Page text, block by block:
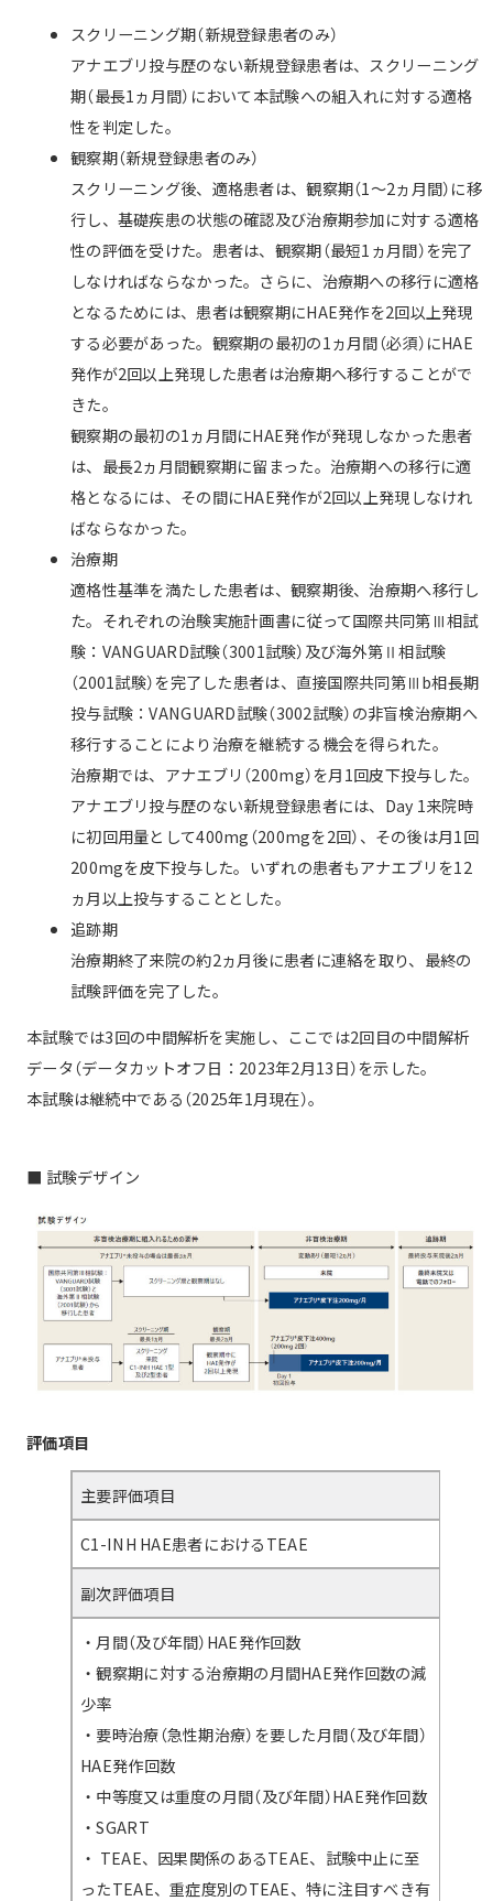
スクリーニング期（新規登録患者のみ）
アナエブリ投与歴のない新規登録患者は、スクリーニング
期（最長1ヵ月間）において本試験への組入れに対する適格
性を判定した。
観察期（新規登録患者のみ）
スクリーニング後、適格患者は、観察期（1～2ヵ月間）に移
行し、基礎疾患の状態の確認及び治療期参加に対する適格
性の評価を受けた。患者は、観察期（最短1ヵ月間）を完了
しなければならなかった。さらに、治療期への移行に適格
となるためには、患者は観察期にHAE発作を2回以上発現
する必要があった。観察期の最初の1ヵ月間（必須）にHAE
発作が2回以上発現した患者は治療期へ移行することがで
きた。
観察期の最初の1ヵ月間にHAE発作が発現しなかった患者
は、最長2ヵ月間観察期に留まった。治療期への移行に適
格となるには、その間にHAE発作が2回以上発現しなけれ
ばならなかった。
治療期
適格性基準を満たした患者は、観察期後、治療期へ移行し
た。それぞれの治験実施計画書に従って国際共同第Ⅲ相試
験：VANGUARD試験（3001試験）及び海外第Ⅱ相試験
（2001試験）を完了した患者は、直接国際共同第Ⅲb相長期
投与試験：VANGUARD試験（3002試験）の非盲検治療期へ
移行することにより治療を継続する機会を得られた。
治療期では、アナエブリ（200mg）を月1回皮下投与した。
アナエブリ投与歴のない新規登録患者には、Day 1来院時
に初回用量として400mg（200mgを2回）、その後は月1回
200mgを皮下投与した。いずれの患者もアナエブリを12
ヵ月以上投与することとした。
追跡期
治療期終了来院の約2ヵ月後に患者に連絡を取り、最終の
試験評価を完了した。
本試験では3回の中間解析を実施し、ここでは2回目の中間解析
データ（データカットオフ日：2023年2月13日）を示した。
本試験は継続中である（2025年1月現在）。
■ 試験デザイン
評価項目
主要評価項目
C1-INH HAE患者におけるTEAE
副次評価項目
・月間（及び年間）HAE発作回数
・観察期に対する治療期の月間HAE発作回数の減
少率
・要時治療（急性期治療）を要した月間（及び年間）
HAE発作回数
・中等度又は重度の月間（及び年間）HAE発作回数
・SGART
・ TEAE、因果関係のあるTEAE、試験中止に至
ったTEAE、重症度別のTEAE、特に注目すべき有